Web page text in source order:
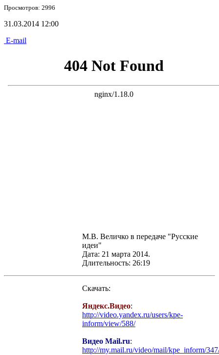
Просмотров: 2996
31.03.2014 12:00
E-mail
М.В. Величко в передаче "Русские
идеи"
Дата: 21 марта 2014.
Длительность: 26:19
Скачать:
Яндекс.Видео:
http://video.yandex.ru/users/kpe-
inform/view/588/
Видео Mail.ru:
http://my.mail.ru/video/mail/kpe_inform/